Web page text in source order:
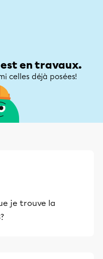
est en travaux.
celles déjà posées!
je trouve la